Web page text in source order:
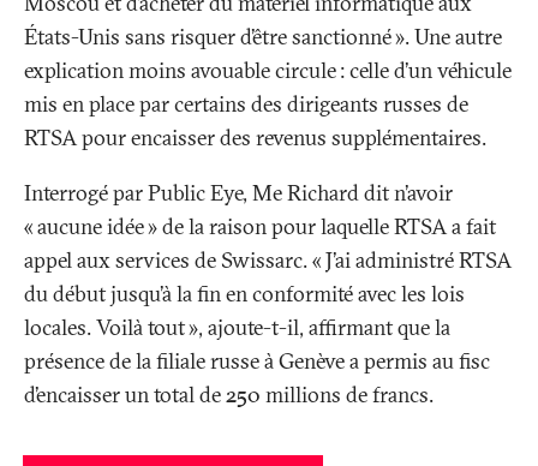
États-Unis sans risquer d’être sanctionné». Une autre
explication moins avouable circule: celle d’un véhicule
mis en place par certains des dirigeants russes de
RTSA pour encaisser des revenus supplémentaires.
Interrogé par Public Eye, Me Richard dit n’avoir
«aucune idée» de la raison pour laquelle RTSA a fait
appel aux services de Swissarc. «J’ai administré RTSA
du début jusqu’à la fin en conformité avec les lois
locales. Voilà tout», ajoute-t-il, affirmant que la
présence de la filiale russe à Genève a permis au fisc
d’encaisser un total de 250 millions de francs.